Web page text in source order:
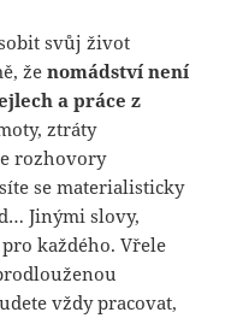
svůj život
ženomádství není
a práce z
ztráty
rozhovory
se materialisticky
Jinými slovy,
každého. Vřele
vždy pracovat,